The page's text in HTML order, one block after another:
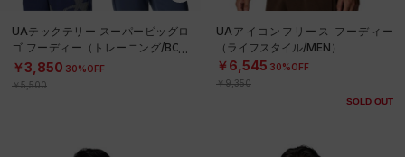
UAテックテリー スーパービッグロ
ゴ フーディー（トレーニング/BOY
S）
￥3,850 30%OFF
￥5,500
UAアイコンフリース フーディー
（ライフスタイル/MEN）
￥6,545 30%OFF
￥9,350
SOLD OUT